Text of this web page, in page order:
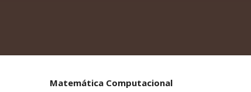
Matemática Computacional